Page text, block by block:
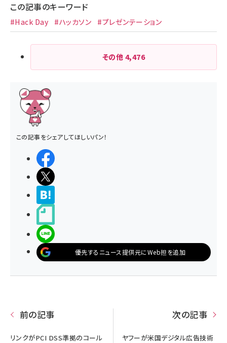
この記事のキーワード
#Hack Day #ハッカソン #プレゼンテーション
その他 4,476
この記事をシェアしてほしいパン！
優先するニュース提供元にWeb担を追加
前の記事
リンクがPCI DSS準拠のコール
次の記事
ヤフーが米国デジタル広告技術